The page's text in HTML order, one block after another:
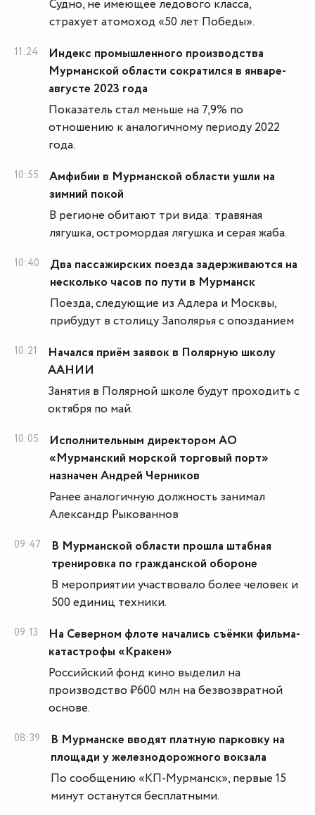
Судно, не имеющее ледового класса,
страхует атомоход «50 лет Победы».
11:24
Индекс промышленного производства
Мурманской области сократился в январе-
августе 2023 года
Показатель стал меньше на 7,9% по
отношению к аналогичному периоду 2022
года.
10:55
Амфибии в Мурманской области ушли на
зимний покой
В регионе обитают три вида: травяная
лягушка, остромордая лягушка и серая жаба.
10:40
Два пассажирских поезда задерживаются на
несколько часов по пути в Мурманск
Поезда, следующие из Адлера и Москвы,
прибудут в столицу Заполярья с опозданием
10:21
Начался приём заявок в Полярную школу
ААНИИ
Занятия в Полярной школе будут проходить с
октября по май.
10:05
Исполнительным директором АО
«Мурманский морской торговый порт»
назначен Андрей Черников
Ранее аналогичную должность занимал
Александр Рыкованнов
09:47
В Мурманской области прошла штабная
тренировка по гражданской обороне
В мероприятии участвовало более человек и
500 единиц техники.
09:13
На Северном флоте начались съёмки фильма-
катастрофы «Кракен»
Российский фонд кино выделил на
производство ₽600 млн на безвозвратной
основе.
08:39
В Мурманске вводят платную парковку на
площади у железнодорожного вокзала
По сообщению «КП-Мурманск», первые 15
минут останутся бесплатными.